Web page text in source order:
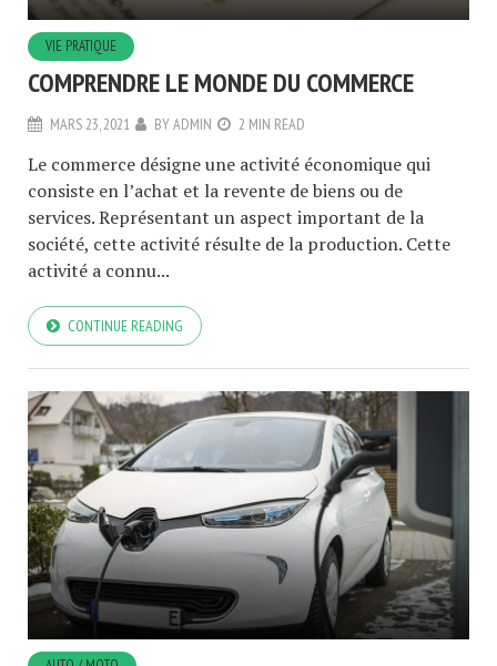
VIE PRATIQUE
COMPRENDRE LE MONDE DU COMMERCE
MARS 23, 2021 BYADMIN 2 MIN READ
Le commerce désigne une activité économique qui
consiste en l’achat et la revente de biens ou de
services. Représentant un aspect important de la
société, cette activité résulte de la production. Cette
activité a connu...
CONTINUE READING